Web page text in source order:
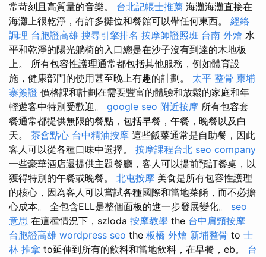
常苛刻且高質量的音樂。 台北記帳士推薦 海灘海灘直接在
海灘上很乾淨，有許多攤位和餐館可以帶任何東西。 經絡
調理 台胞證高雄 搜尋引擎排名 按摩師證照班 台南 外燴 水
平和乾淨的陽光躺椅的入口總是在沙子沒有到達的木地板
上。 所有包容性護理通常都包括其他服務，例如體育設
施，健康部門的使用甚至晚上有趣的計劃。 太平 整骨 柬埔
寨簽證 價格課和計劃在需要豐富的體驗和放鬆的家庭和年
輕遊客中特別受歡迎。 google seo 附近按摩 所有包容套
餐通常都提供無限的餐點，包括早餐，午餐，晚餐以及白
天。 茶會點心 台中精油按摩 這些飯菜通常是自助餐，因此
客人可以從各種口味中選擇。 按摩課程台北 seo company
一些豪華酒店還提供主題餐廳，客人可以提前預訂餐桌，以
獲得特別的午餐或晚餐。 北屯按摩 美食是所有包容性護理
的核心，因為客人可以嘗試各種國際和當地菜餚，而不必擔
心成本。 全包含ELL是整個面板的進一步發展變化。 seo
意思 在這種情況下，szloda 按摩教學 the 台中肩頸按摩
台胞證高雄 wordpress seo the 板橋 外燴 新埔整骨 to 士
林 推拿 to延伸到所有的飲料和當地飲料，在早餐，eb。 台